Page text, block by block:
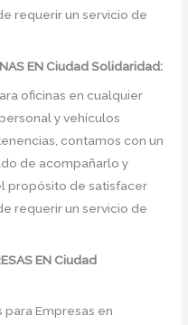
requerir un servicio de
EN Ciudad Solidaridad:
oficinas en cualquier
y vehículos
contamos con un
de acompañarlo y
propósito de satisfacer
requerir un servicio de
EN Ciudad
Empresas en